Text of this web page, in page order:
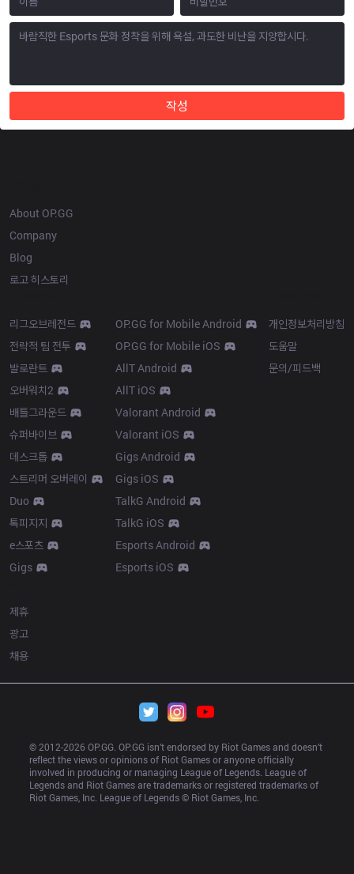
작성
About OP.GG
Company
Blog
로고 히스토리
리그오브레전드
전략적 팀 전투
발로란트
오버워치2
배틀그라운드
슈퍼바이브
데스크톱
스트리머 오버레이
Duo
톡피지지
e스포츠
Gigs
OP.GG for Mobile Android
OP.GG for Mobile iOS
AllT Android
AllT iOS
Valorant Android
Valorant iOS
Gigs Android
Gigs iOS
TalkG Android
TalkG iOS
Esports Android
Esports iOS
개인정보처리방침
도움말
문의/피드백
제휴
광고
채용
© 2012-2026 OP.GG. OP.GG isn’t endorsed by Riot Games and doesn’t
reflect the views or opinions of Riot Games or anyone officially
involved in producing or managing League of Legends. League of
Legends and Riot Games are trademarks or registered trademarks of
Riot Games, Inc. League of Legends © Riot Games, Inc.